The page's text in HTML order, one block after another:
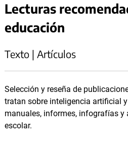
Lecturas
educación
Texto | Artículos
Selección y reseña de
tratan sobre inteligencia artificial
manuales, informes, infografías y
escolar.